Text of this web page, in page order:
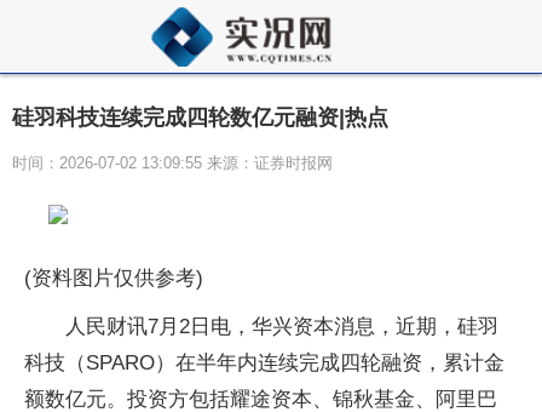
硅羽科技连续完成四轮数亿元融资|热点
时间：2026-07-02 13:09:55 来源：证券时报网
(资料图片仅供参考)
人民财讯7月2日电，华兴资本消息，近期，硅羽
科技（SPARO）在半年内连续完成四轮融资，累计金
额数亿元。投资方包括耀途资本、锦秋基金、阿里巴